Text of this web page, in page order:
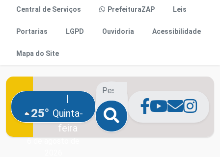
Central de Serviços PrefeituraZAP Leis
Portarias LGPD Ouvidoria Acessibilidade
Mapa do Site
25°
|
Quinta-
feira
6 de agosto de